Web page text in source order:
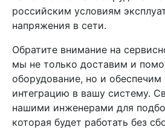
российским условиям
напряжения в сети.
Обратите внимание на
мы не только доставим и
оборудование, но и обеспечим
интеграцию в вашу систему.
нашими инженерами для
которая будет работать без